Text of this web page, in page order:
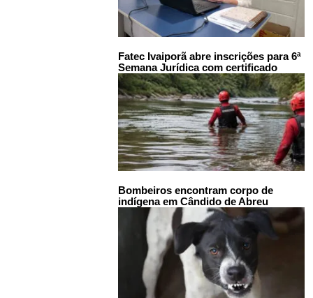
Fatec Ivaiporã abre inscrições para 6ª
Semana Jurídica com certificado
Bombeiros encontram corpo de
indígena em Cândido de Abreu